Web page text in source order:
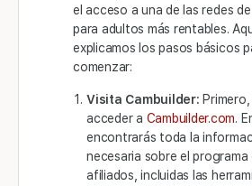
el acceso a una de las redes
para adultos más rentables.
explicamos los pasos básicos
comenzar:
Visita Cambuilder:
acceder a Cambuilder.com.
encontrarás toda la
necesaria sobre el programa
afiliados, incluidas las